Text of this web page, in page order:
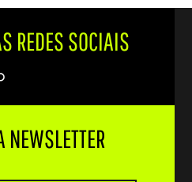
REDES SOCIAIS
Advisor